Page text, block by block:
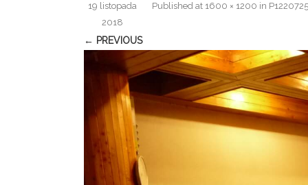
Published
19 listopada
2018
at 1600 × 1200 in P1220725
← PREVIOUS